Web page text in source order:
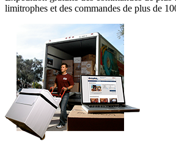
limitrophes et des commandes de plus de